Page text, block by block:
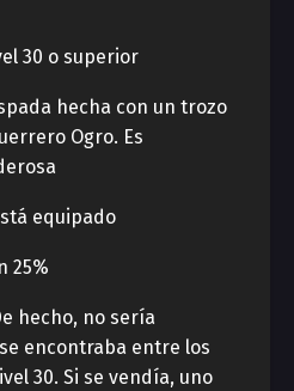
30 o superior
hecha con un trozo
Ogro. Es
equipado
25%
hecho, no sería
encontraba entre los
30. Si se vendía, uno